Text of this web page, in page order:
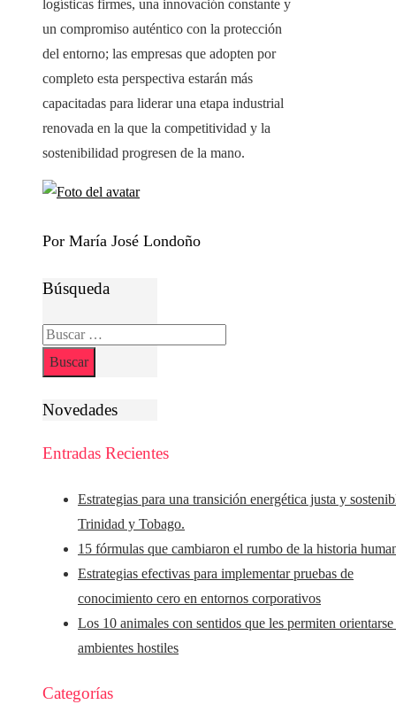
logísticas firmes, una innovación constante y
un compromiso auténtico con la protección
del entorno; las empresas que adopten por
completo esta perspectiva estarán más
capacitadas para liderar una etapa industrial
renovada en la que la competitividad y la
sostenibilidad progresen de la mano.
Por María José Londoño
Búsqueda
Buscar:
Novedades
Entradas Recientes
Estrategias para una transición energética justa y
Trinidad y Tobago.
15 fórmulas que cambiaron el rumbo de la historia
Estrategias efectivas para implementar pruebas de
conocimiento cero en entornos corporativos
Los 10 animales con sentidos que les permiten orientarse
ambientes hostiles
Categorías